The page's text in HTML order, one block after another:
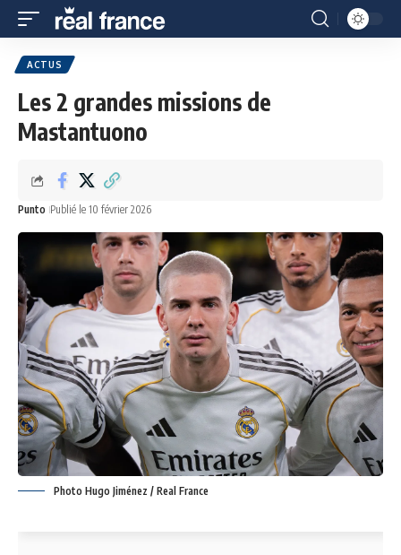
ACTUS
Les 2 grandes missions de
Mastantuono
Punto Publié le 10 février 2026
Photo Hugo Jiménez / Real France